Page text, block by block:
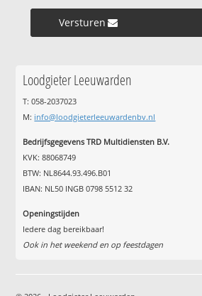
Versturen »
Loodgieter Leeuwarden
T: 058-2037023
M: info@loodgieterleeuwardenbv.nl
Bedrijfsgegevens TRD Multidiensten B.V.
KVK: 88068749
BTW: NL8644.93.496.B01
IBAN: NL50 INGB 0798 5512 32
Openingstijden
Iedere dag bereikbaar!
Ook in het weekend en op feestdagen